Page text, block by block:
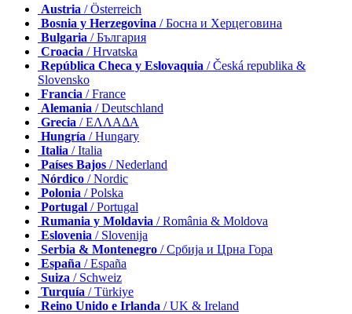
Austria / Österreich
Bosnia y Herzegovina / Босна и Херцеговина
Bulgaria / България
Croacia / Hrvatska
República Checa y Eslovaquia / Česká republika &
Slovensko
Francia / France
Alemania / Deutschland
Grecia / ΕΛΛΑΔΑ
Hungría / Hungary
Italia / Italia
Países Bajos / Nederland
Nórdico / Nordic
Polonia / Polska
Portugal / Portugal
Rumania y Moldavia / România & Moldova
Eslovenia / Slovenija
Serbia & Montenegro / Србија и Црна Гора
España / España
Suiza / Schweiz
Turquía / Türkiye
Reino Unido e Irlanda / UK & Ireland